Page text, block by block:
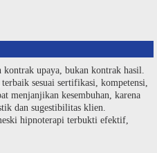
upaya, bukan kontrak hasil.
sesuai sertifikasi, kompetensi,
menjanjikan kesembuhan, karena
dan sugestibilitas klien.
hipnoterapi terbukti efektif,